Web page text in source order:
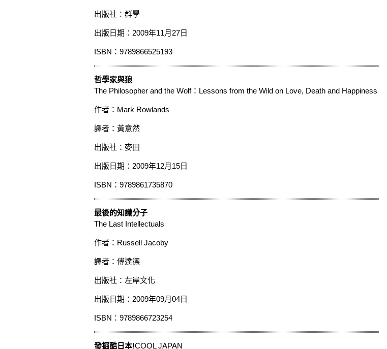
出版社：群學
出版日期：2009年11月27日
ISBN：9789866525193
哲學家與狼
The Philosopher and the Wolf：Lessons from the Wild on Love, Death and Happiness
作者：Mark Rowlands
譯者：黃意然
出版社：麥田
出版日期：2009年12月15日
ISBN：9789861735870
最後的知識分子
The Last Intellectuals
作者：Russell Jacoby
譯者：傅達德
出版社：左岸文化
出版日期：2009年09月04日
ISBN：9789866723254
發掘酷日本!COOL JAPAN